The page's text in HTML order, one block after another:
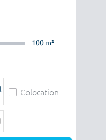
100 m²
Colocation